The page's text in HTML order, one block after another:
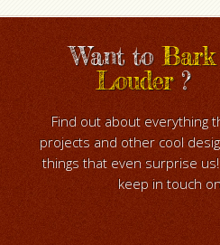
Want toBark
Louder?
Find out about everything
projects and other cool
things that even surprise
keep in touch on